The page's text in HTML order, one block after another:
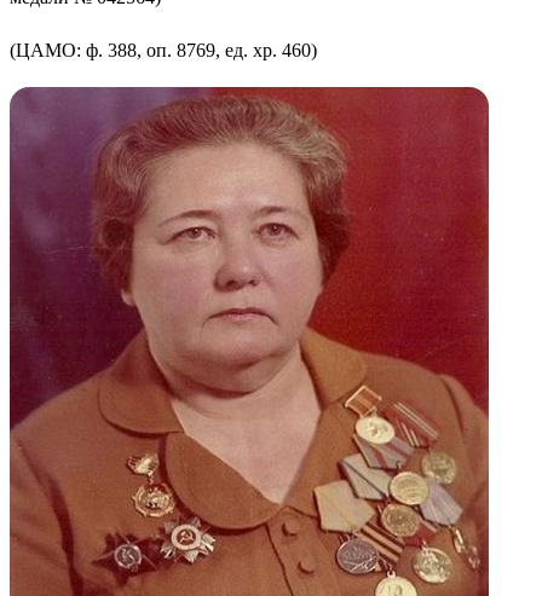
(ЦАМО: ф. 388, оп. 8769, ед. хр. 460)